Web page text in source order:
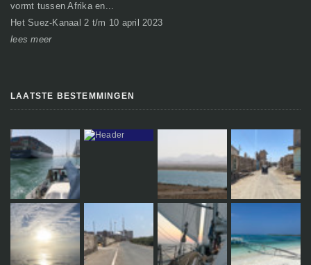
vormt tussen Afrika en...
Het Suez-Kanaal 2 t/m 10 april 2023
lees meer
LAATSTE BESTEMMINGEN